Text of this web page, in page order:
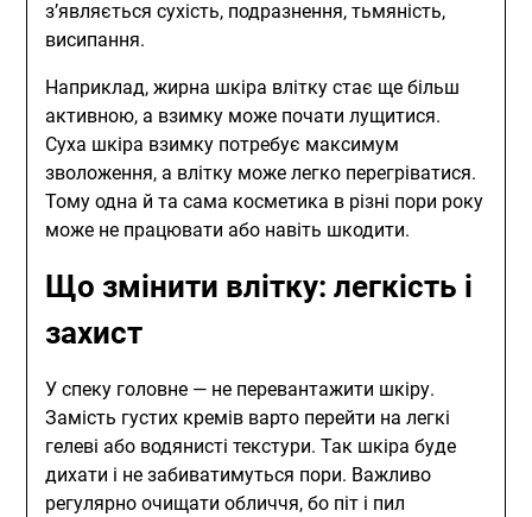
з’являється сухість, подразнення, тьмяність,
висипання.
Наприклад, жирна шкіра влітку стає ще більш
активною, а взимку може почати лущитися.
Суха шкіра взимку потребує максимум
зволоження, а влітку може легко перегріватися.
Тому одна й та сама косметика в різні пори року
може не працювати або навіть шкодити.
Що змінити влітку: легкість і
захист
У спеку головне — не перевантажити шкіру.
Замість густих кремів варто перейти на легкі
гелеві або водянисті текстури. Так шкіра буде
дихати і не забиватимуться пори. Важливо
регулярно очищати обличчя, бо піт і пил